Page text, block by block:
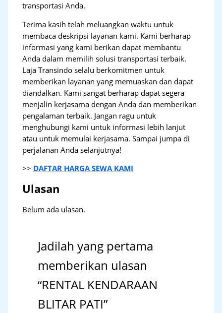
transportasi Anda.
Terima kasih telah meluangkan waktu untuk
membaca deskripsi layanan kami. Kami berharap
informasi yang kami berikan dapat membantu
Anda dalam memilih solusi transportasi terbaik.
Laja Transindo selalu berkomitmen untuk
memberikan layanan yang memuaskan dan dapat
diandalkan. Kami sangat berharap dapat segera
menjalin kerjasama dengan Anda dan memberikan
pengalaman terbaik. Jangan ragu untuk
menghubungi kami untuk informasi lebih lanjut
atau untuk memulai kerjasama. Sampai jumpa di
perjalanan Anda selanjutnya!
>> DAFTAR HARGA SEWA KAMI
Ulasan
Belum ada ulasan.
Jadilah yang pertama
memberikan ulasan
“RENTAL KENDARAAN
BLITAR PATI”